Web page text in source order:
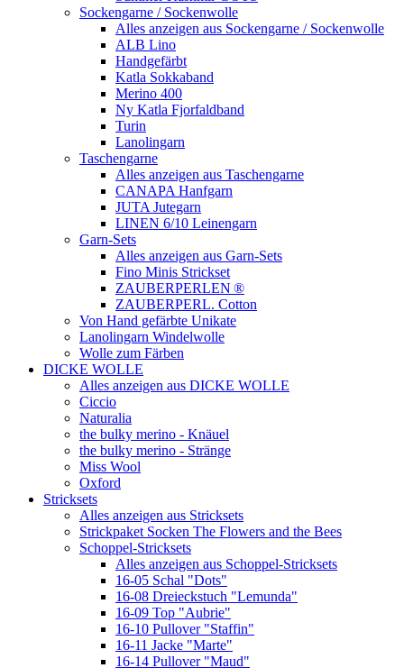
Sockengarne / Sockenwolle
Alles anzeigen aus Sockengarne / Sockenwolle
ALB Lino
Handgefärbt
Katla Sokkaband
Merino 400
Ny Katla Fjorfaldband
Turin
Lanolingarn
Taschengarne
Alles anzeigen aus Taschengarne
CANAPA Hanfgarn
JUTA Jutegarn
LINEN 6/10 Leinengarn
Garn-Sets
Alles anzeigen aus Garn-Sets
Fino Minis Strickset
ZAUBERPERLEN ®
ZAUBERPERL. Cotton
Von Hand gefärbte Unikate
Lanolingarn Windelwolle
Wolle zum Färben
DICKE WOLLE
Alles anzeigen aus DICKE WOLLE
Ciccio
Naturalia
the bulky merino - Knäuel
the bulky merino - Stränge
Miss Wool
Oxford
Stricksets
Alles anzeigen aus Stricksets
Strickpaket Socken The Flowers and the Bees
Schoppel-Stricksets
Alles anzeigen aus Schoppel-Stricksets
16-05 Schal "Dots"
16-08 Dreieckstuch "Lemunda"
16-09 Top "Aubrie"
16-10 Pullover "Staffin"
16-11 Jacke "Marte"
16-14 Pullover "Maud"